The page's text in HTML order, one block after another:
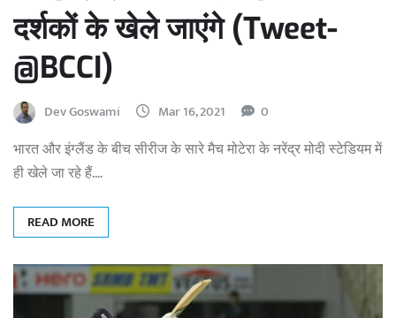
दर्शकों के खेले जाएंगे (Tweet-
@BCCI)
Dev Goswami Mar 16, 2021 0
भारत और इंग्लैंड के बीच सीरीज के सारे मैच मोटेरा के नरेंद्र मोदी स्टेडियम में
ही खेले जा रहे हैं.…
READ MORE